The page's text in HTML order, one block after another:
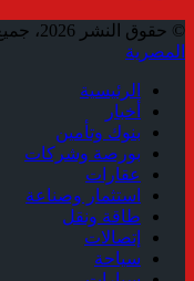
© حقوق النشر 2026، جميع الحقوق محفوظة |
المصرية
الرئيسية
أخبار
بنوك وتأمين
بورصة وشركات
عقارات
استثمار وصناعة
طاقة ونقل
إتصالات
سياحة